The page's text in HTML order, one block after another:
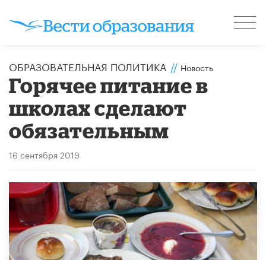
ОБРАЗОВАТЕЛЬНАЯ ПОЛИТИКА // Новость
Горячее питание в
школах сделают
обязательным
16 сентября 2019